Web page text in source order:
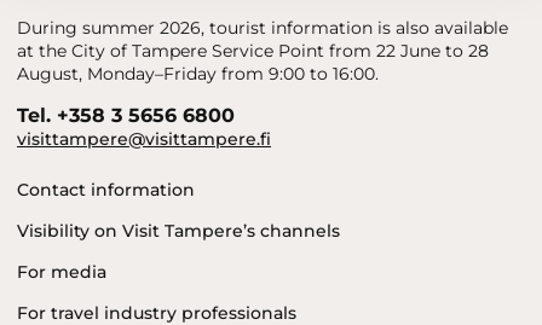
During summer 2026, tourist information is also available
at the City of Tampere Service Point from 22 June to 28
August, Monday–Friday from 9:00 to 16:00.
Tel. +358 3 5656 6800
visittampere@visittampere.fi
Contact information
Visibility on Visit Tampere’s channels
For media
For travel industry professionals